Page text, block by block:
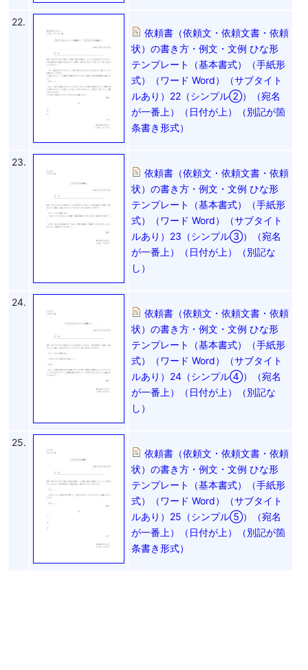
22.
依頼書（依頼文・依頼文書・依頼
状）の書き方・例文・文例 ひな形
テンプレート（基本書式）（手紙形
式）（ワード Word）（サブタイト
ルあり）22（シンプル②）（宛名
が一番上）（日付が上）（別記が箇
条書き形式）
23.
依頼書（依頼文・依頼文書・依頼
状）の書き方・例文・文例 ひな形
テンプレート（基本書式）（手紙形
式）（ワード Word）（サブタイト
ルあり）23（シンプル③）（宛名
が一番上）（日付が上）（別記な
し）
24.
依頼書（依頼文・依頼文書・依頼
状）の書き方・例文・文例 ひな形
テンプレート（基本書式）（手紙形
式）（ワード Word）（サブタイト
ルあり）24（シンプル④）（宛名
が一番上）（日付が上）（別記な
し）
25.
依頼書（依頼文・依頼文書・依頼
状）の書き方・例文・文例 ひな形
テンプレート（基本書式）（手紙形
式）（ワード Word）（サブタイト
ルあり）25（シンプル⑤）（宛名
が一番上）（日付が上）（別記が箇
条書き形式）